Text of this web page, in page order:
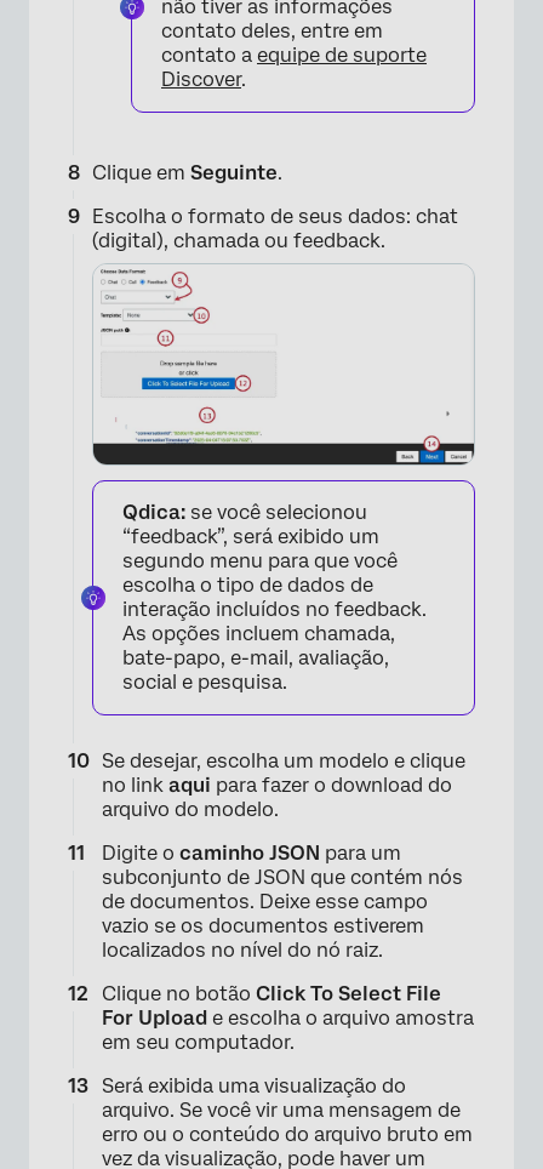
×
não tiver as informações
contato deles, entre em
contato a equipe de suporte
Discover.
Clique em Seguinte.
Escolha o formato de seus dados: chat
(digital), chamada ou feedback.
Qdica: se você selecionou
“feedback”, será exibido um
segundo menu para que você
escolha o tipo de dados de
interação incluídos no feedback.
As opções incluem chamada,
bate-papo, e-mail, avaliação,
social e pesquisa.
Se desejar, escolha um modelo e clique
no link aqui para fazer o download do
arquivo do modelo.
Digite o caminho JSON para um
subconjunto de JSON que contém nós
de documentos. Deixe esse campo
vazio se os documentos estiverem
localizados no nível do nó raiz.
Clique no botão Click To Select File
For Upload e escolha o arquivo amostra
em seu computador.
Será exibida uma visualização do
arquivo. Se você vir uma mensagem de
erro ou o conteúdo do arquivo bruto em
vez da visualização, pode haver um